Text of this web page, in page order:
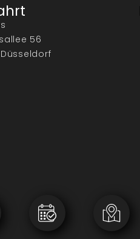
56
Düsseldorf